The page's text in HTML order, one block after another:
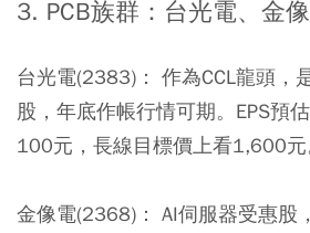
3. PCB族群：台光電、金
台光電(2383)： 作為CCL龍頭，
股，年底作帳行情可期。EPS預
100元，長線目標價上看1,600元
金像電(2368)： AI伺服器受惠股